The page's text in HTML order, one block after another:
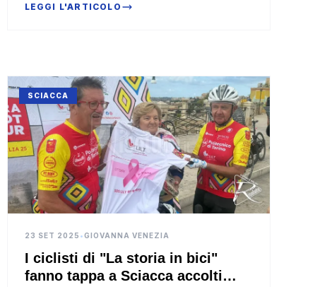
LEGGI L'ARTICOLO
SCIACCA
23 SET 2025 •GIOVANNA VENEZIA
I ciclisti di "La storia in bici"
fanno tappa a Sciacca accolti